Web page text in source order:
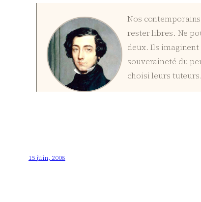
Nos
rester libres. Ne
deux. Ils
souveraineté du
choisi leurs tuteurs.
15 juin, 2008